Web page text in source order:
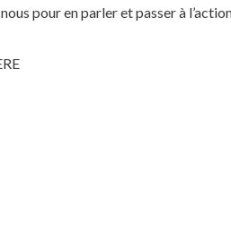
pour en parler et passer à